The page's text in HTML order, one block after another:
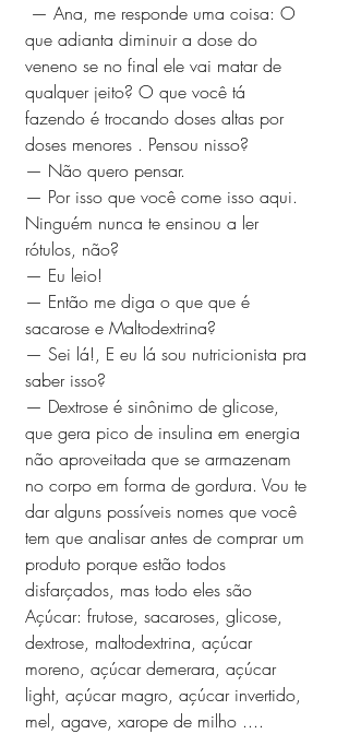
que adianta diminuir a dose do
veneno se no final ele vai matar de
qualquer jeito? O que você tá
fazendo é trocando doses altas por
doses menores . Pensou nisso?
— Não quero pensar.
— Por isso que você come isso aqui.
Ninguém nunca te ensinou a ler
rótulos, não?
— Eu leio!
— Então me diga o que que é
sacarose e Maltodextrina?
— Sei lá!, E eu lá sou nutricionista pra
saber isso?
— Dextrose é sinônimo de glicose,
que gera pico de insulina em energia
não aproveitada que se armazenam
no corpo em forma de gordura. Vou te
dar alguns possíveis nomes que você
tem que analisar antes de comprar um
produto porque estão todos
disfarçados, mas todo eles são
Açúcar: frutose, sacaroses, glicose,
dextrose, maltodextrina, açúcar
moreno, açúcar demerara, açúcar
light, açúcar magro, açúcar invertido,
mel, agave, xarope de milho ....